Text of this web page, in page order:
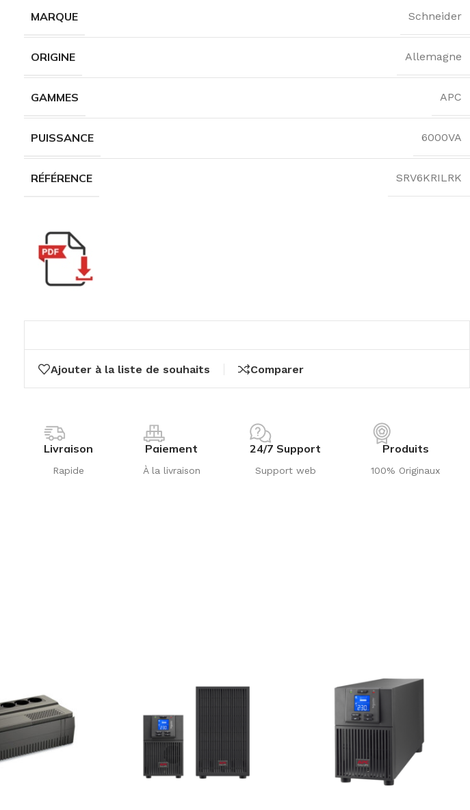
MARQUE Schneider
ORIGINE Allemagne
GAMMES APC
PUISSANCE 6000VA
RÉFÉRENCE SRV6KRILRK
Ajouter à la liste de souhaits Comparer
Livraison
Rapide
Paiement
À la livraison
24/7 Support
Support web
Produits
100% Originaux